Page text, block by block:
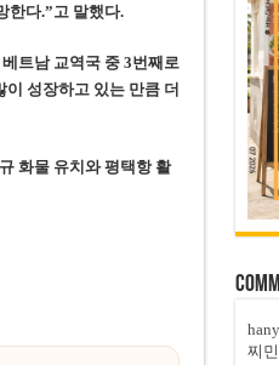
한다.”고 말했다.
트남 교역국 중 3번째로
성장하고 있는 만큼 더
화물 유치와 평택항 활
찌